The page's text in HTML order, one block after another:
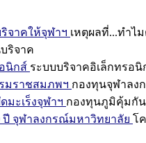
จาคให้จุฬาฯ เหตุผลที่...ทำไ
ริจาค
นิกส์ ระบบบริจาคอิเล็กทรอนิ
มราชสมภพฯ กองทุนจุฬาลง
ะเร็งจุฬาฯ กองทุนภูมิคุ้มกัน
ปี จุฬาลงกรณ์มหาวิทยาลัย โ